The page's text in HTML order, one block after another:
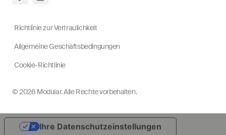
© 2026 Modular. Alle Rechte vorbehalten.
Richtlinie zur Vertraulichkeit
Allgemeine Geschäftsbedingungen
Cookie-Richtlinie
Ihre Datenschutzeinstellungen